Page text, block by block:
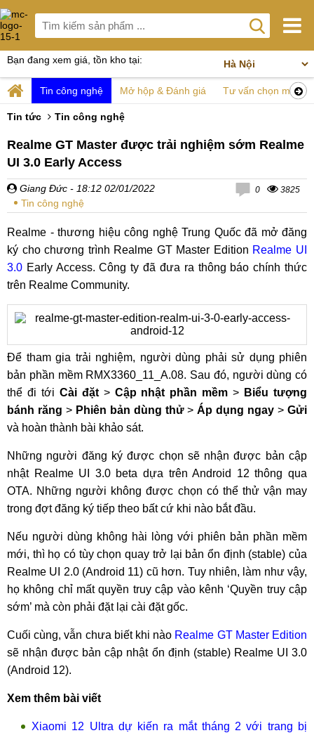
Bạn đang xem giá, tồn kho tại:
Tin công nghệ Mở hộp & Đánh giá Tư vấn chọn mua
Tin tức Tin công nghệ
Realme GT Master được trải nghiệm sớm Realme
UI 3.0 Early Access
Giang Đức - 18:12 02/01/2022
Tin công nghệ
0 3825
Realme - thương hiệu công nghệ Trung Quốc đã mở đăng
ký cho chương trình Realme GT Master Edition Realme UI
3.0 Early Access. Công ty đã đưa ra thông báo chính thức
trên Realme Community.
Để tham gia trải nghiệm, người dùng phải sử dụng phiên
bản phần mềm RMX3360_11_A.08. Sau đó, người dùng có
thể đi tới Cài đặt> Cập nhật phần mềm> Biểu tượng
bánh răng > Phiên bản dùng thử>Áp dụng ngay>Gửi
và hoàn thành bài khảo sát.
Những người đăng ký được chọn sẽ nhận được bản cập
nhật Realme UI 3.0 beta dựa trên Android 12 thông qua
OTA. Những người không được chọn có thể thử vận ​​may
trong đợt đăng ký tiếp theo bất cứ khi nào bắt đầu.
Nếu người dùng không hài lòng với phiên bản phần mềm
mới, thì họ có tùy chọn quay trở lại bản ổn định (stable) của
Realme UI 2.0 (Android 11) cũ hơn. Tuy nhiên, làm như vậy,
họ không chỉ mất quyền truy cập vào kênh ‘Quyền truy cập
sớm’ mà còn phải đặt lại cài đặt gốc.
Cuối cùng, vẫn chưa biết khi nào Realme GT Master Edition
sẽ nhận được bản cập nhật ổn định (stable) Realme UI 3.0
(Android 12).
Xem thêm bài viết
Xiaomi 12 Ultra dự kiến ra mắt tháng 2 với trang bị